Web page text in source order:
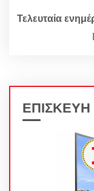
Τελευταία